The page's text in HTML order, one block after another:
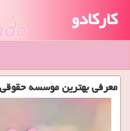
کارکادو
معرفی بهترین موسسه